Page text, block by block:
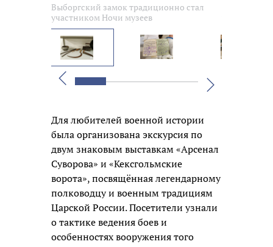
Выборгский замок традиционно стал
участником Ночи музеев
Назад
Вперед
Для любителей военной истории
была организована экскурсия по
двум знаковым выставкам «Арсенал
Суворова» и «Кексгольмские
ворота», посвящённая легендарному
полководцу и военным традициям
Царской России. Посетители узнали
о тактике ведения боев и
особенностях вооружения того